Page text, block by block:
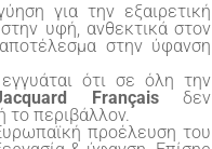
για την εξαιρετική
υφή, ανθεκτικά στον
στην ύφανση
εγγυάται ότι σε όλη την
Françaisδεν
το περιβάλλον.
προέλευση του